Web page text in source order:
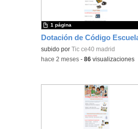
subido por Tic ce40 madrid
1 página
-hace 2 meses -86 visualizaciones